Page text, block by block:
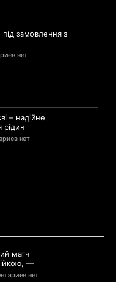
під замовлення з
нет
– надійне
рідин
нет
матч
—
нет